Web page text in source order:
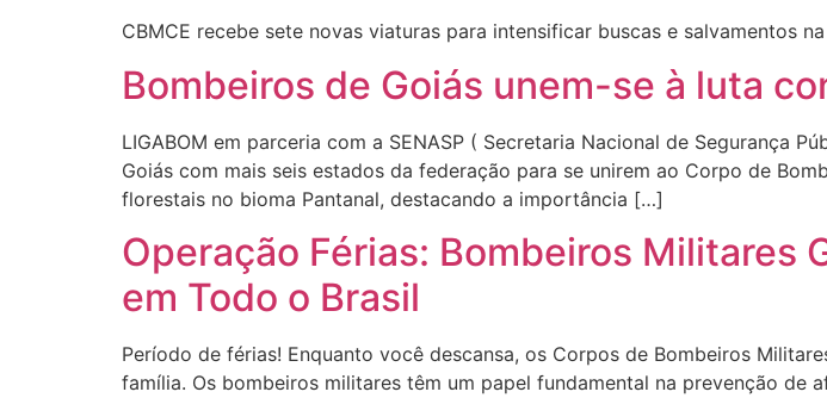
CBMCE recebe sete novas viaturas para intensificar buscas e salvamentos
Bombeiros de Goiás unem-se à luta
LIGABOM em parceria com a SENASP ( Secretaria Nacional de Segurança
Goiás com mais seis estados da federação para se unirem ao Corpo de
florestais no bioma Pantanal, destacando a importância […]
Operação Férias: Bombeiros Militares
em Todo o Brasil
Período de férias! Enquanto você descansa, os Corpos de Bombeiros
família. Os bombeiros militares têm um papel fundamental na prevenção de